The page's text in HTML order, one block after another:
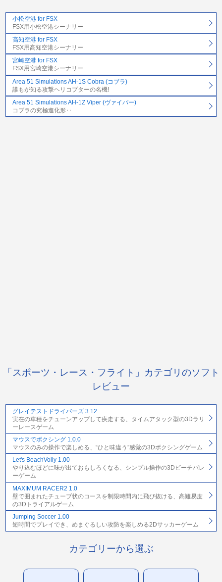
小松空港 for FSX
FSX用小松空港シーナリー
高知空港 for FSX
FSX用高知空港シーナリー
宮崎空港 for FSX
FSX用宮崎空港シーナリー
Area 51 Simulations AH-1S Cobra (コブラ)
誰もが知る攻撃ヘリコプターの名機!
Area 51 Simulations AH-1Z Viper (ヴァイパー)
コブラの究極進化形‥
「スポーツ・レース・フライト」カテゴリのソフト
レビュー
グレイテストドライバーズ 3.12
実在の車種をチューンアップして疾走する、タイムアタック型の3Dラリ
ーレースゲーム
マウスでボクシング 1.0.0
マウスのみの操作で楽しめる、“ひと味違う”感覚の3Dボクシングゲーム
Let's BeachVolly 1.00
やり込むほどに味が出ておもしろくなる、シンプル操作の3Dビーチバレ
ーゲーム
MAXIMUM RACER2 1.0
壁で囲まれたチューブ状のコースを制限時間内に飛び抜ける、高難易度
の3Dトライアルゲーム
Jumping Soccer 1.00
短時間でプレイでき、めまぐるしい攻防を楽しめる2Dサッカーゲーム
カテゴリーから選ぶ